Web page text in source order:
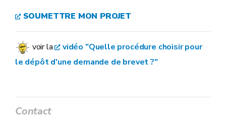
SOUMETTRE MON PROJET
voir la
vidéo "Quelle procédure choisir pour
le dépôt d'une demande de brevet ?"
Contact